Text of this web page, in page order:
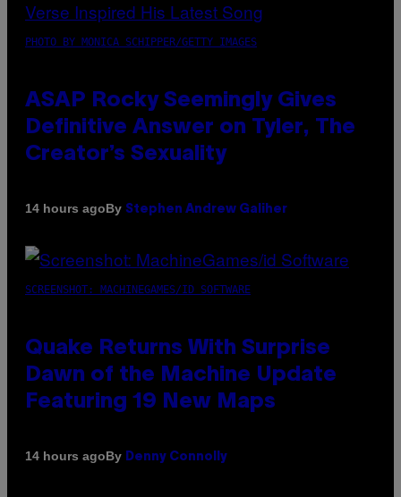
PHOTO BY MONICA SCHIPPER/GETTY IMAGES
ASAP Rocky Seemingly Gives
Definitive Answer on Tyler, The
Creator’s Sexuality
14 hours agoBy Stephen Andrew Galiher
SCREENSHOT: MACHINEGAMES/ID SOFTWARE
Quake Returns With Surprise
Dawn of the Machine Update
Featuring 19 New Maps
14 hours agoBy Denny Connolly